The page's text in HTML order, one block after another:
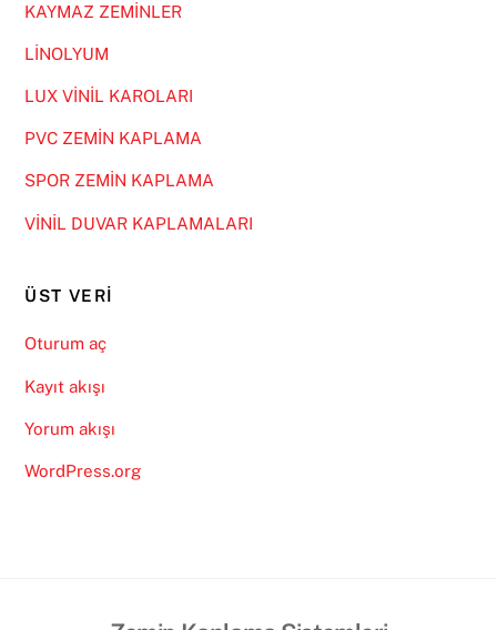
KAYMAZ ZEMİNLER
LİNOLYUM
LUX VİNİL KAROLARI
PVC ZEMİN KAPLAMA
SPOR ZEMİN KAPLAMA
VİNİL DUVAR KAPLAMALARI
ÜST VERI
Oturum aç
Kayıt akışı
Yorum akışı
WordPress.org